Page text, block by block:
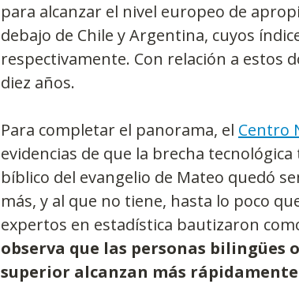
para alcanzar el nivel europeo de
debajo de Chile y Argentina, cuyos
respectivamente. Con relación a estos
diez años.
Para completar el panorama, el Centro
evidencias de que la brecha
bíblico del evangelio de Mateo quedó
más, y al que no tiene, hasta lo poco
expertos en estadística bautizaron
observa que las personas bilingües
superior alcanzan más